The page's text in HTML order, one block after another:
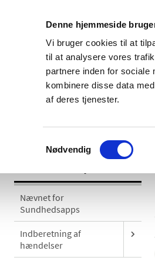
Denne hjemmeside
Vi bruger cookies til at
til at analysere vores
partnere inden for sociale
kombinere disse data
af deres tjenester.
Samtykkevalg
Nødvendig
Godkendelse og
Bivirkninger
Nævnet for
Sundhedsapps
Indberetning af
hændelser